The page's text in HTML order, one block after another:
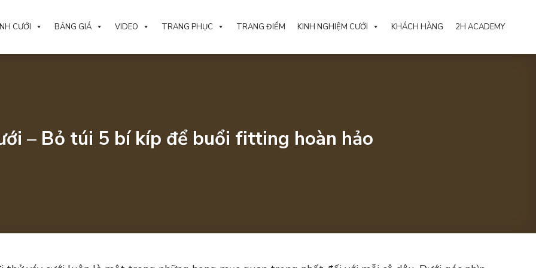
CƯỚI BẢNG GIÁ VIDEO TRANG PHỤC TRANG ĐIỂM KINH NGHIỆM CƯỚI KHÁCH HÀNG 2H ACADEMY
– Bỏ túi 5 bí kíp để buổi fitting hoàn hảo